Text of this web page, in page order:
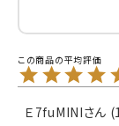
Ｅ7fuMINI